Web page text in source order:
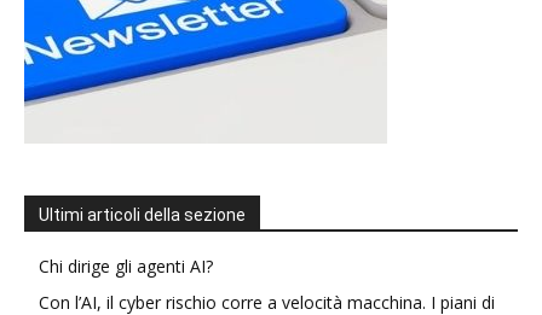
Ultimi articoli della sezione
Chi dirige gli agenti AI?
Con l’AI, il cyber rischio corre a velocità macchina. I piani di